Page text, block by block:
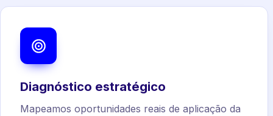
Diagnóstico estratégico
Mapeamos oportunidades reais de aplicação da